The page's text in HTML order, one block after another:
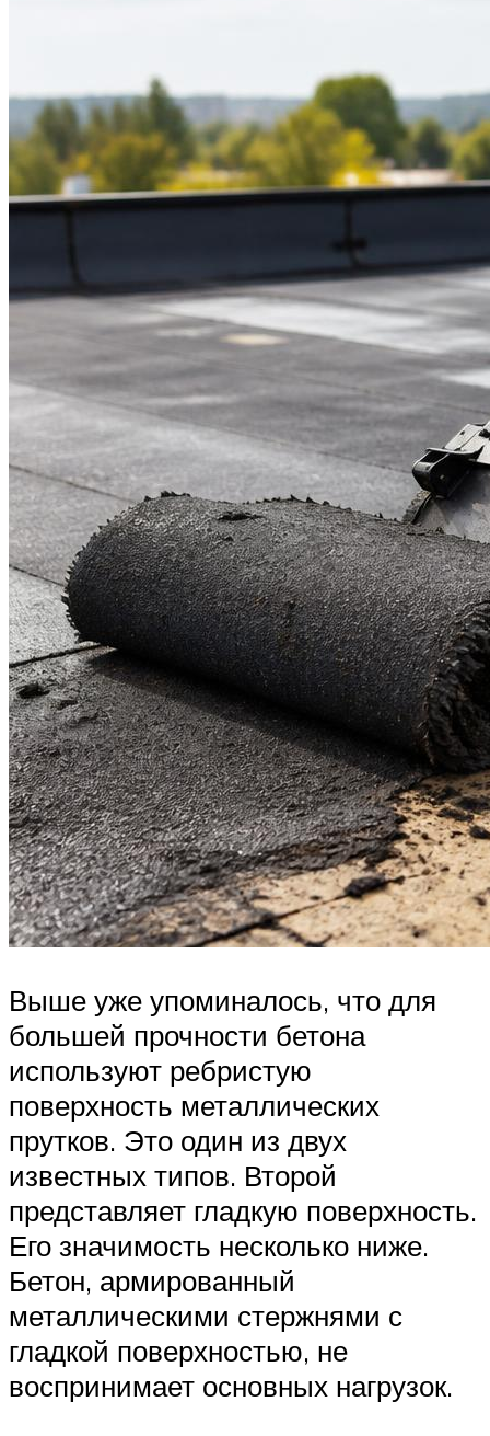
Выше уже упоминалось, что для
большей прочности бетона
используют ребристую
поверхность металлических
прутков. Это один из двух
известных типов. Второй
представляет гладкую поверхность.
Его значимость несколько ниже.
Бетон, армированный
металлическими стержнями с
гладкой поверхностью, не
воспринимает основных нагрузок.